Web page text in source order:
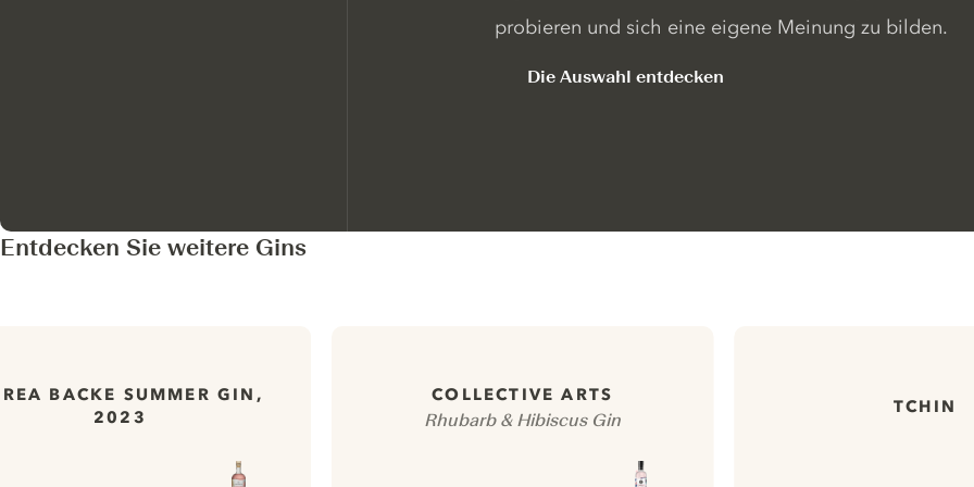
probieren und sich eine eigene Meinung zu bilden.
Die Auswahl entdecken
Entdecken Sie weitere Gins
BACKE SUMMER GIN,
2023
COLLECTIVE ARTS
Rhubarb & Hibiscus Gin
TCHIN